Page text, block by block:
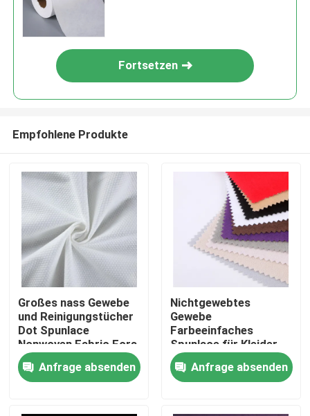
Startseite
Fortsetzen
Empfohlene Produkte
Großes nass Gewebe
und Reinigungstücher
Dot Spunlace
Nonwoven Fabric Fors
Anfrage absenden
Nichtgewebtes
Gewebe
Farbeeinfaches
Spunlace für Kleider-
und
Automobilindustrie
Anfrage absenden